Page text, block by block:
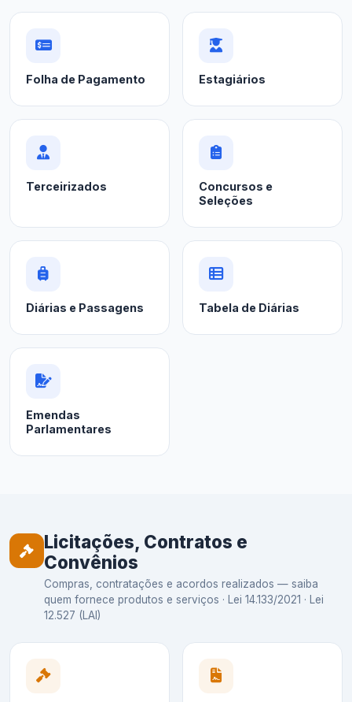
Folha de Pagamento Estagiários
Terceirizados
Concursos e
Seleções
Diárias e Passagens Tabela de Diárias
Emendas
Parlamentares
Licitações, Contratos e
Convênios
Compras, contratações e acordos realizados — saiba
quem fornece produtos e serviços · Lei 14.133/2021 · Lei
12.527 (LAI)